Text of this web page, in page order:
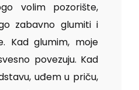
volim pozorište,
zabavno glumiti i
Kad glumim, moje
povezuju. Kad
uđem u priču,